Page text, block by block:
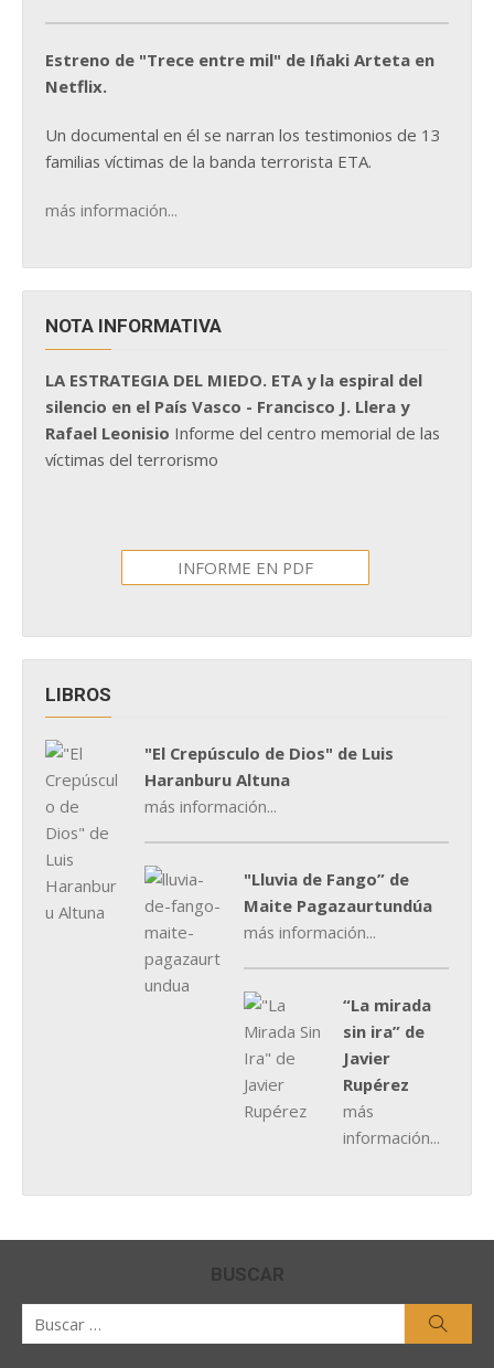
Estreno de "Trece entre mil" de Iñaki Arteta en
Netflix.
Un documental en él se narran los testimonios de 13
familias víctimas de la banda terrorista ETA.
más información...
NOTA INFORMATIVA
LA ESTRATEGIA DEL MIEDO. ETA y la espiral del
silencio en el País Vasco - Francisco J. Llera y
Rafael Leonisio Informe del centro memorial de las
víctimas del terrorismo
INFORME EN PDF
LIBROS
"El Crepúsculo de Dios" de Luis
Haranburu Altuna
más información...
"Lluvia de Fango” de
Maite Pagazaurtundúa
más información...
“La mirada
sin ira” de
Javier
Rupérez
más
información...
BUSCAR